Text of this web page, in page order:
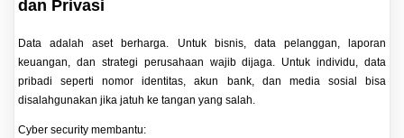
dan Privasi
Data adalah aset berharga. Untuk bisnis, data pelanggan, laporan
keuangan, dan strategi perusahaan wajib dijaga. Untuk individu, data
pribadi seperti nomor identitas, akun bank, dan media sosial bisa
disalahgunakan jika jatuh ke tangan yang salah.
Cyber security membantu: